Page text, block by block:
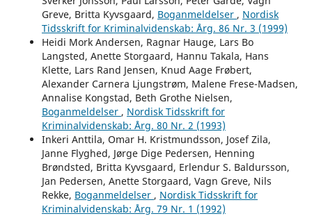
Greve, Britta Kyvsgaard, Boganmeldelser , Nordisk
Tidsskrift for Kriminalvidenskab: Årg. 86 Nr. 3 (1999)
Heidi Mork Andersen, Ragnar Hauge, Lars Bo
Langsted, Anette Storgaard, Hannu Takala, Hans
Klette, Lars Rand Jensen, Knud Aage Frøbert,
Alexander Carnera Ljungstrøm, Malene Frese-Madsen,
Annalise Kongstad, Beth Grothe Nielsen,
Boganmeldelser , Nordisk Tidsskrift for
Kriminalvidenskab: Årg. 80 Nr. 2 (1993)
Inkeri Anttila, Omar H. Kristmundsson, Josef Zila,
Janne Flyghed, Jørge Dige Pedersen, Henning
Brøndsted, Britta Kyvsgaard, Erlendur S. Baldursson,
Jan Pedersen, Anette Storgaard, Vagn Greve, Nils
Rekke, Boganmeldelser , Nordisk Tidsskrift for
Kriminalvidenskab: Årg. 79 Nr. 1 (1992)